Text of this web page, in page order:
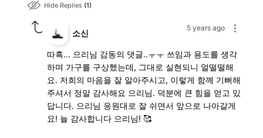
Hide Replies 1
5 years ago
소신
따흑... 으리님 감동의 댓글..ㅜㅜ 쓰임과 용도를 생각
하며 가구를 구상했는데, 그대로 실현되니 얼떨떨해
요. 저희의 마음을 잘 알아주시고, 이렇게 함께 기뻐해
주셔서 정말 감사해요 으리님. 덕분에 큰 힘을 얻고 있
답니다. 으리님 응원대로 잘 쉬면서 앞으로 나아갈게
요! 늘 감사합니다 으리님! 🥰